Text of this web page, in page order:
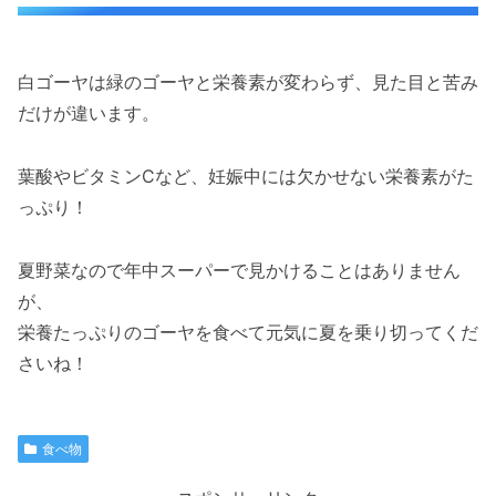
白ゴーヤは緑のゴーヤと栄養素が変わらず、見た目と苦み
だけが違います。
葉酸やビタミンCなど、妊娠中には欠かせない栄養素がた
っぷり！
夏野菜なので年中スーパーで見かけることはありません
が、
栄養たっぷりのゴーヤを食べて元気に夏を乗り切ってくだ
さいね！
食べ物